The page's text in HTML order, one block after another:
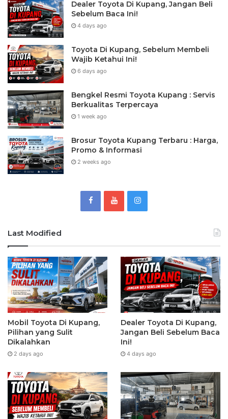
Dealer Toyota Di Kupang, Jangan Beli
Sebelum Baca Ini!
4 days ago
Toyota Di Kupang, Sebelum Membeli
Wajib Ketahui Ini!
6 days ago
Bengkel Resmi Toyota Kupang : Servis
Berkualitas Terpercaya
1 week ago
Brosur Toyota Kupang Terbaru : Harga,
Promo & Informasi
2 weeks ago
Last Modified
Mobil Toyota Di Kupang,
Pilihan yang Sulit
Dikalahkan
2 days ago
Dealer Toyota Di Kupang,
Jangan Beli Sebelum Baca
Ini!
4 days ago